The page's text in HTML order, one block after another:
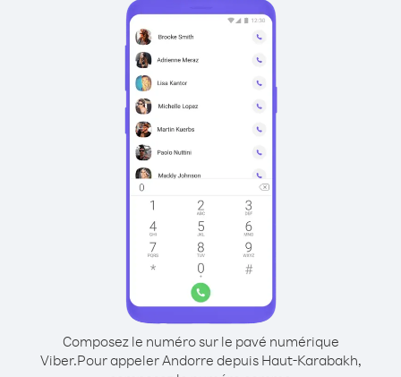
Composez le numéro sur le pavé numérique
Viber.Pour appeler Andorre depuis Haut-Karabakh,